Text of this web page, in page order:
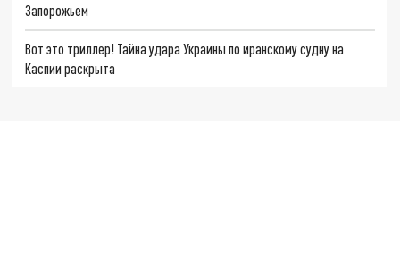
Запорожьем
Вот это триллер! Тайна удара Украины по иранскому судну на
Каспии раскрыта